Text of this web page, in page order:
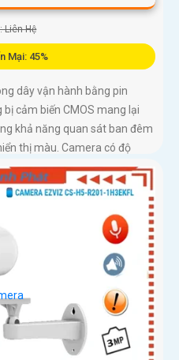
Liên Hệ
Mại: 45%
dây vận hành bằng pin
cảm biến CMOS mang lại
khả năng quan sát ban đêm
thị màu. Camera có độ